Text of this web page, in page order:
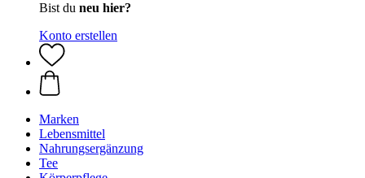
Bist du neu hier?
Konto erstellen
Marken
Lebensmittel
Nahrungsergänzung
Tee